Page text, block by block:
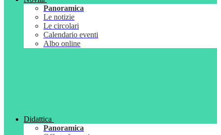
Panoramica
Le notizie
Le circolari
Calendario eventi
Albo online
Didattica
Panoramica